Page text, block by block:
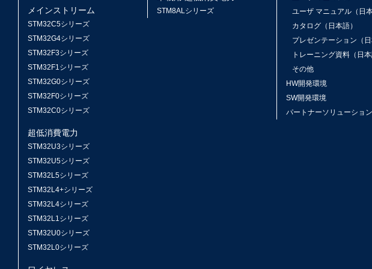
メインストリーム
STM32C5シリーズ
STM32G4シリーズ
STM32F3シリーズ
STM32F1シリーズ
STM32G0シリーズ
STM32F0シリーズ
STM32C0シリーズ
超低消費電力
STM32U3シリーズ
STM32U5シリーズ
STM32L5シリーズ
STM32L4+シリーズ
STM32L4シリーズ
STM32L1シリーズ
STM32U0シリーズ
STM32L0シリーズ
STM8ALシリーズ
ユーザ マニュアル（日本
カタログ（日本語）
プレゼンテーション（日
トレーニング資料（日本
その他
HW開発環境
SW開発環境
パートナーソリューション